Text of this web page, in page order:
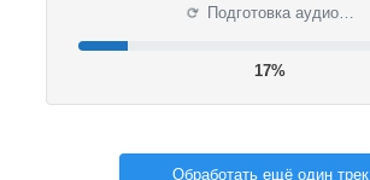
⟳ Подготовка аудио…
17%
Обработать ещё один трек